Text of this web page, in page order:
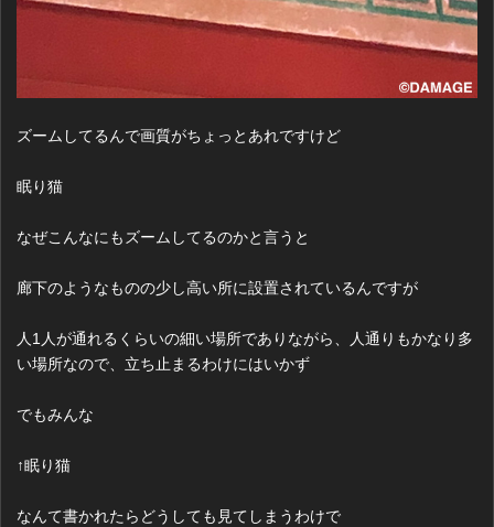
ズームしてるんで画質がちょっとあれですけど
眠り猫
なぜこんなにもズームしてるのかと言うと
廊下のようなものの少し高い所に設置されているんですが
人1人が通れるくらいの細い場所でありながら、人通りもかなり多
い場所なので、立ち止まるわけにはいかず
でもみんな
↑眠り猫
なんて書かれたらどうしても見てしまうわけで